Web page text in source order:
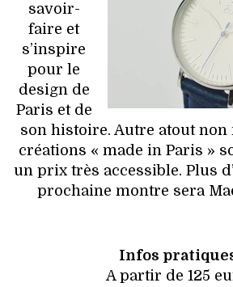
savoir-
faire et
s’inspire
pour le
design de
Paris et de
son histoire. Autre atout non
créations « made in Paris »
un prix très accessible. Plus
prochaine montre sera
Infos
A partir de 125